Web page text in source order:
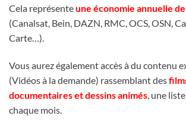
Cela représenteune économie annuelle
(Canalsat, Bein, DAZN, RMC, OCS, OSN,
Carte…).
Vous aurez également accès à du contenu
(Vidéos à la demande) rassemblant des
documentaires et dessins animés, une
chaque mois.